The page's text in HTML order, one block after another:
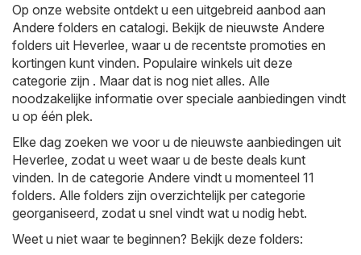
Op onze website ontdekt u een uitgebreid aanbod aan
Andere folders en catalogi. Bekijk de nieuwste Andere
folders uit Heverlee, waar u de recentste promoties en
kortingen kunt vinden. Populaire winkels uit deze
categorie zijn . Maar dat is nog niet alles. Alle
noodzakelijke informatie over speciale aanbiedingen vindt
u op één plek.
Elke dag zoeken we voor u de nieuwste aanbiedingen uit
Heverlee, zodat u weet waar u de beste deals kunt
vinden. In de categorie Andere vindt u momenteel 11
folders. Alle folders zijn overzichtelijk per categorie
georganiseerd, zodat u snel vindt wat u nodig hebt.
Weet u niet waar te beginnen? Bekijk deze folders: